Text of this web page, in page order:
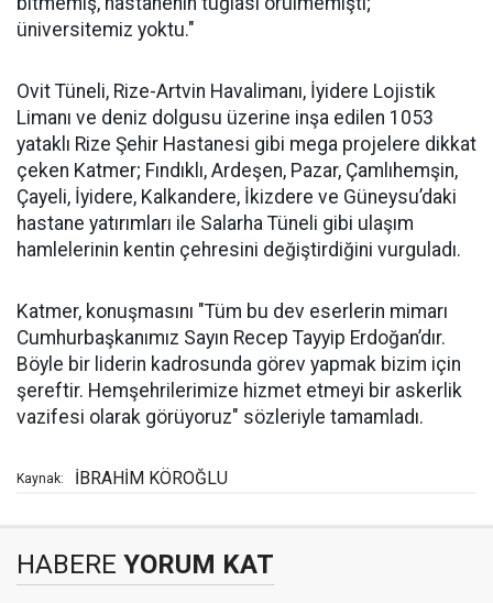
üniversitemiz yoktu."
Ovit Tüneli, Rize-Artvin Havalimanı, İyidere Lojistik
Limanı ve deniz dolgusu üzerine inşa edilen 1053
yataklı Rize Şehir Hastanesi gibi mega projelere dikkat
çeken Katmer; Fındıklı, Ardeşen, Pazar, Çamlıhemşin,
Çayeli, İyidere, Kalkandere, İkizdere ve Güneysu’daki
hastane yatırımları ile Salarha Tüneli gibi ulaşım
hamlelerinin kentin çehresini değiştirdiğini vurguladı.
Katmer, konuşmasını "Tüm bu dev eserlerin mimarı
Cumhurbaşkanımız Sayın Recep Tayyip Erdoğan’dır.
Böyle bir liderin kadrosunda görev yapmak bizim için
şereftir. Hemşehrilerimize hizmet etmeyi bir askerlik
vazifesi olarak görüyoruz" sözleriyle tamamladı.
Kaynak: İBRAHİM KÖROĞLU
HABERE YORUM KAT